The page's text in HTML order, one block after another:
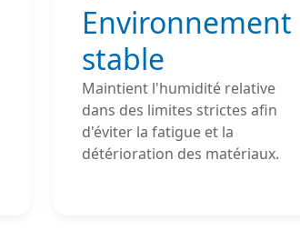
Environnement
stable
Maintient l'humidité relative
dans des limites strictes afin
d'éviter la fatigue et la
détérioration des matériaux.